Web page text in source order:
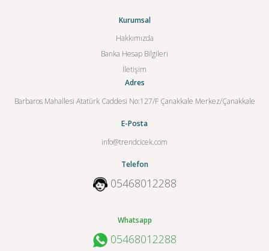
Kurumsal
Hakkımızda
Banka Hesap Bilgileri
İletişim
Adres
Barbaros Mahallesi Atatürk Caddesi No:127/F Çanakkale Merkez/Çanakkale
E-Posta
info@trendcicek.com
Telefon
05468012288
Whatsapp
05468012288